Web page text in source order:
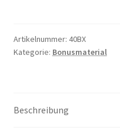
:
Bretonische
Artikelnummer: 40BX
Kategorie: Bonusmaterial
Beschreibung